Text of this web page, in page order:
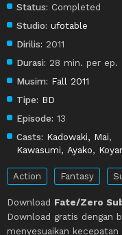
Status: Completed
Studio: ufotable
Dirilis: 2011
Durasi: 28 min. per ep.
Musim: Fall 2011
Tipe: BD
Episode: 13
Casts: Kadowaki, Mai,
Kawasumi, Ayako,
Action Fantasy
Download Fate/Zero
Download gratis dengan
menyesuaikan